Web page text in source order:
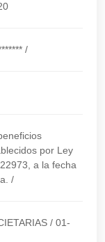
/
por Ley
a la fecha
/
/ 01-